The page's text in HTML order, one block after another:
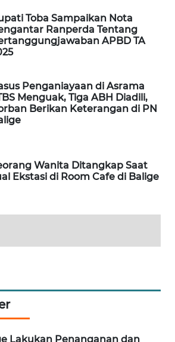
Toba Sampaikan Nota
Ranperda Tentang
APBD TA
Penganiayaan di Asrama
Menguak, Tiga ABH Diadili,
Berikan Keterangan di PN
Wanita Ditangkap Saat
Ekstasi di Room Cafe di Balige
Lakukan Penanganan dan